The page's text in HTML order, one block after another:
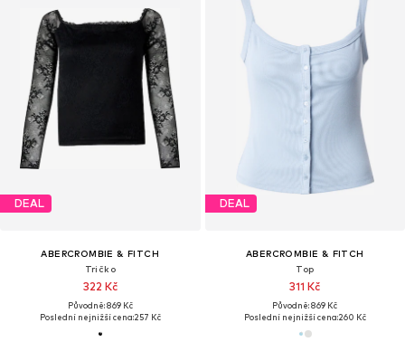
DEAL
ABERCROMBIE & FITCH
Tričko
322 Kč
Původně: 869 Kč
Poslední nejnižší cena:257 Kč
DEAL
ABERCROMBIE & FITCH
Top
311 Kč
Původně: 869 Kč
Poslední nejnižší cena:260 Kč